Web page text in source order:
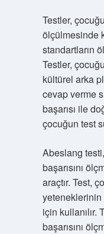
Testler,
ölçülmesinde
standartların
Testler,
kültürel arka
cevap verme
başarısı ile
çocuğun test
Abeslang
başarısını
araçtır. Test,
için kullanılır.
başarısını